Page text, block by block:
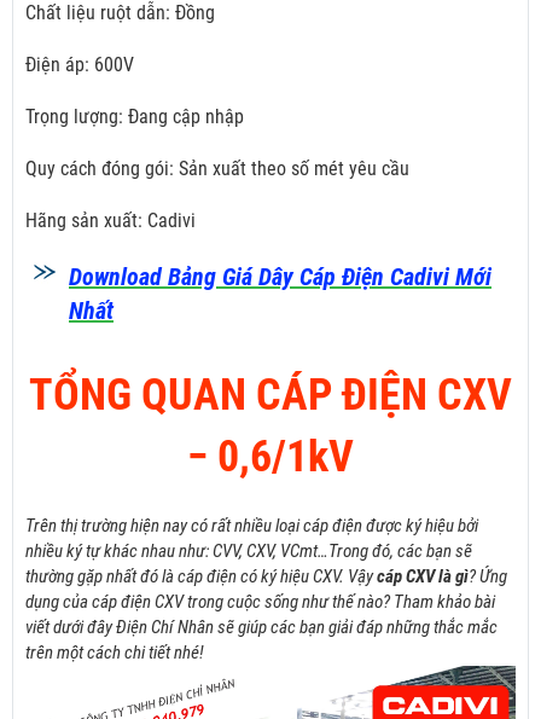
Chất liệu ruột dẫn: Đồng
Điện áp: 600V
Trọng lượng: Đang cập nhập
Quy cách đóng gói: Sản xuất theo số mét yêu cầu
Hãng sản xuất: Cadivi
Download Bảng Giá Dây Cáp Điện Cadivi Mới
Nhất
TỔNG QUAN CÁP ĐIỆN CXV
­− 0,6/1kV
Trên thị trường hiện nay có rất nhiều loại cáp điện được ký hiệu bởi
nhiềuký tự khác nhau như: CVV, CXV, VCmt…Trong đó, các bạn sẽ
thường gặp nhất đó là cáp điện có ký hiệu CXV. Vậycáp CXV là gì? Ứng
dụng của cáp điện CXV trong cuộc sống như thế nào? Tham khảo bài
viết dưới đây Điện Chí Nhân sẽ giúp các bạn giải đáp những thắc mắc
trên một cách chi tiết nhé!